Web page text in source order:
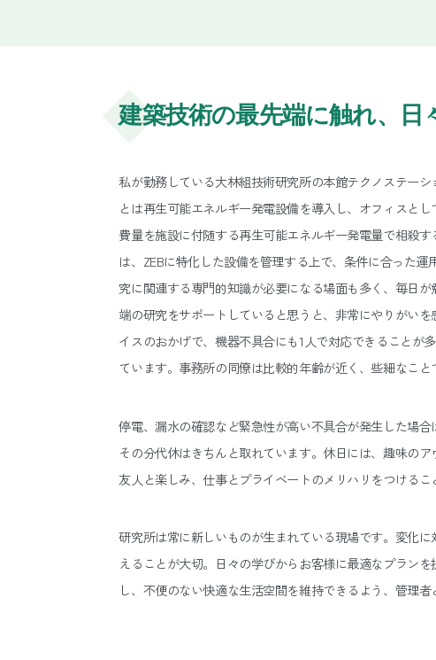
建築技術の最先端に触れ、 日
私が勤務している大林組技術研究所の本館テクノステーシ
とは再生可能エネルギー発電設備を導入し、オフィスと
費量を施設に付随する再生可能エネルギー発電量で相殺
は、ZEBに特化した設備を管理する上で、条件に合った
究に関連する専門的知識が必要になる場面も多く、毎日
端の研究をサポートしていると思うと、非常にやりがい
イスのおかげで、機器不具合にも1人で対応できることが
ています。事務所の同僚は比較的年齢が近く、些細なこと
停電、漏水の確認など緊急性が高い不具合が発生した場合
その分代休はきちんと取れています。休日には、趣味の
友人と楽しみ、仕事とプライベートのメリハリをつけるこ
研究所は常に新しいものが生まれている現場です。変化
えることが大切。日々の学びからお客様に最適なプラン
し、不便のない快適な生活空間を維持できるよう、管理者